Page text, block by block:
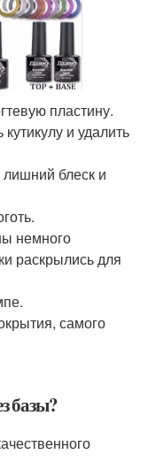
пластину.
и удалить
блеск и
немного
раскрылись для
самого
базы?